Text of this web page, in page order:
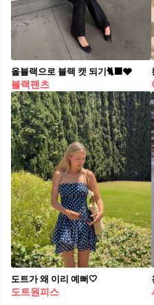
올블랙으로 블랙 캣 되기🐈‍⬛🩶
블랙팬츠
도트가 왜 이리 예뻐🤍
도트원피스